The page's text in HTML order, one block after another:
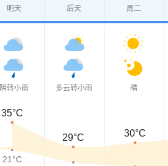
明天 后天 周二
阴转小雨 多云转小雨 晴
35°C
29°C 30°C
21°C